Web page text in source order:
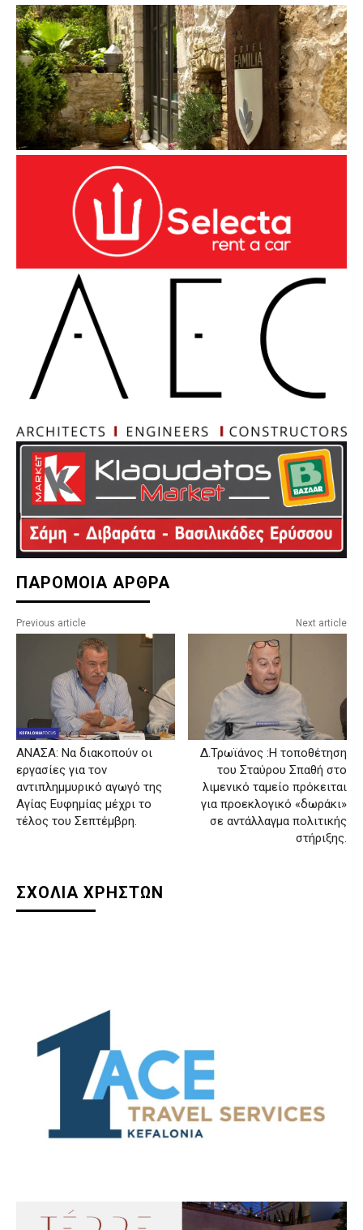
ΠΑΡΟΜΟΙΑ ΑΡΘΡΑ
Previous article
ΑΝΑΣΑ: Να διακοπούν οι
εργασίες για τον
αντιπλημμυρικό αγωγό της
Αγίας Ευφημίας μέχρι το
τέλος του Σεπτέμβρη.
Next article
Δ.Τρωϊάνος :Η τοποθέτηση
του Σταύρου Σπαθή στο
λιμενικό ταμείο πρόκειται
για προεκλογικό «δωράκι»
σε αντάλλαγμα πολιτικής
στήριξης.
ΣΧΟΛΙΑ ΧΡΗΣΤΩΝ